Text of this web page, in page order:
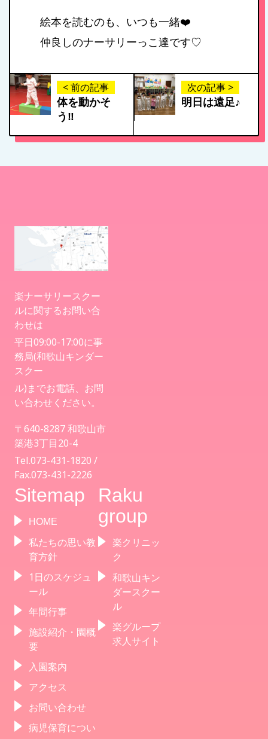
入園案内
アクセス
お問い合わせ
絵本を読むのも、いつも一緒❤️
仲良しのナーサリーっこ達です♡
< 前の記事
体を動かそ
う‼️
次の記事 >
明日は遠足♪
楽ナーサリースクー
ルに関するお問い合
わせは
平日09:00-17:00に事
務局(和歌山キンダー
スクー
ル)までお電話、お問
い合わせください。
〒640-8287 和歌山市
築港3丁目20-4
Tel.073-431-1820 /
Fax.073-431-2226
Sitemap
HOME
私たちの思い教
育方針
1日のスケジュ
ール
年間行事
施設紹介・園概
要
入園案内
アクセス
お問い合わせ
病児保育につい
Raku
group
楽クリニッ
ク
和歌山キン
ダースクー
ル
楽グループ
求人サイト